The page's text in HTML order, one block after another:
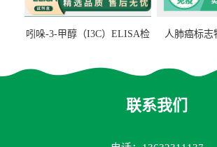
吲哚-3-甲醇（I3C）ELISA检
人肺癌标志
联系我们